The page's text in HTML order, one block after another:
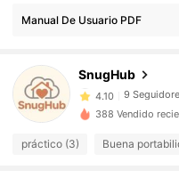
Manual De Usuario PDF
SnugHub
4.10
4.10 9
9
388 Vendido
práctico (3) Buena